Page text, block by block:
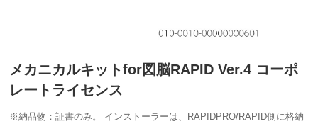
メカニカルキットfor図脳RAPID Ver.4 コーポ
レートライセンス
※納品物：証書のみ。 インストーラーは、RAPIDPRO/RAPID側に格納